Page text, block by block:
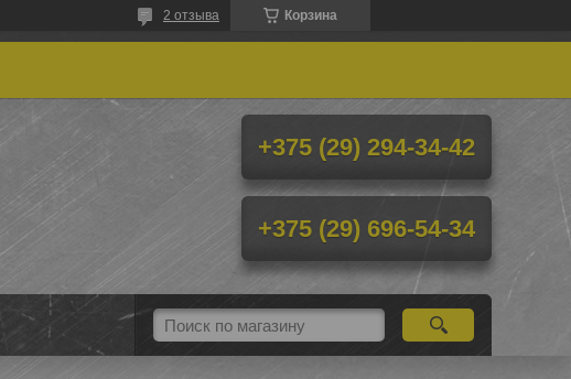
Корзина
2 отзыва
+375 (29) 294-34-42
+375 (29) 696-54-34